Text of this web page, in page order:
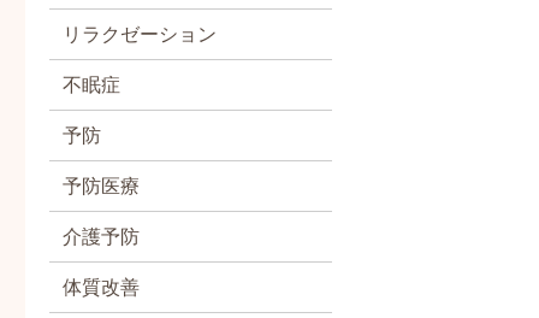
リラクゼーション
不眠症
予防
予防医療
介護予防
体質改善